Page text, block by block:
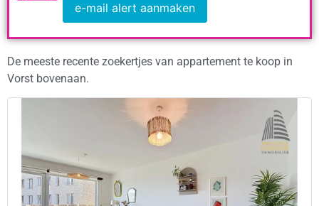
e-mail alert aanmaken
De meeste recente zoekertjes van appartement te koop in
Vorst bovenaan.